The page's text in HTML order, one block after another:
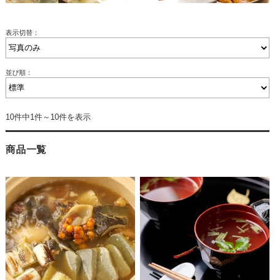
表示切替：
並び順：
10件中1件～10件を表示
商品一覧